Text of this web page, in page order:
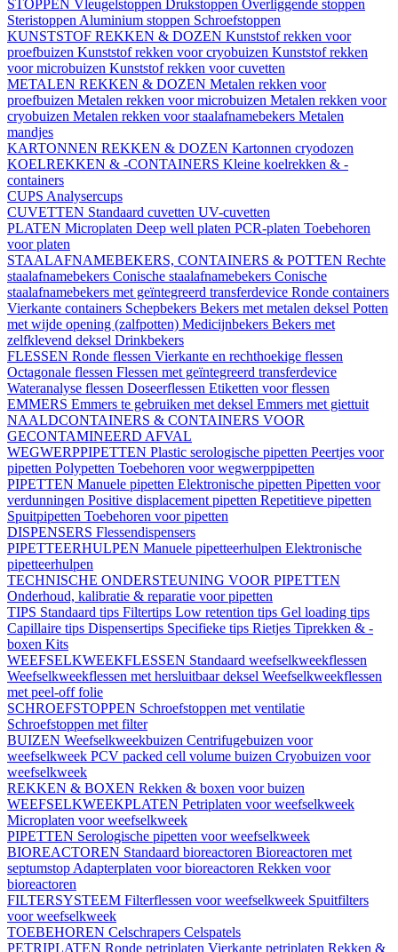
STOPPEN Vleugelstoppen Drukstoppen Overliggende stoppen
Steristoppen Aluminium stoppen Schroefstoppen
KUNSTSTOF REKKEN & DOZEN Kunststof rekken voor
proefbuizen Kunststof rekken voor cryobuizen Kunststof rekken
voor microbuizen Kunststof rekken voor cuvetten
METALEN REKKEN & DOZEN Metalen rekken voor
proefbuizen Metalen rekken voor microbuizen Metalen rekken voor
cryobuizen Metalen rekken voor staalafnamebekers Metalen
mandjes
KARTONNEN REKKEN & DOZEN Kartonnen cryodozen
KOELREKKEN & -CONTAINERS Kleine koelrekken & -
containers
CUPS Analysercups
CUVETTEN Standaard cuvetten UV-cuvetten
PLATEN Microplaten Deep well platen PCR-platen Toebehoren
voor platen
STAALAFNAMEBEKERS, CONTAINERS & POTTEN Rechte
staalafnamebekers Conische staalafnamebekers Conische
staalafnamebekers met geïntegreerd transferdevice Ronde containers
Vierkante containers Schepbekers Bekers met metalen deksel Potten
met wijde opening (zalfpotten) Medicijnbekers Bekers met
zelfklevend deksel Drinkbekers
FLESSEN Ronde flessen Vierkante en rechthoekige flessen
Octagonale flessen Flessen met geïntegreerd transferdevice
Wateranalyse flessen Doseerflessen Etiketten voor flessen
EMMERS Emmers te gebruiken met deksel Emmers met giettuit
NAALDCONTAINERS & CONTAINERS VOOR
GECONTAMINEERD AFVAL
WEGWERPPIPETTEN Plastic serologische pipetten Peertjes voor
pipetten Polypetten Toebehoren voor wegwerppipetten
PIPETTEN Manuele pipetten Elektronische pipetten Pipetten voor
verdunningen Positive displacement pipetten Repetitieve pipetten
Spuitpipetten Toebehoren voor pipetten
DISPENSERS Flessendispensers
PIPETTEERHULPEN Manuele pipetteerhulpen Elektronische
pipetteerhulpen
TECHNISCHE ONDERSTEUNING VOOR PIPETTEN
Onderhoud, kalibratie & reparatie voor pipetten
TIPS Standaard tips Filtertips Low retention tips Gel loading tips
Capillaire tips Dispensertips Specifieke tips Rietjes Tiprekken & -
boxen Kits
WEEFSELKWEEKFLESSEN Standaard weefselkweekflessen
Weefselkweekflessen met hersluitbaar deksel Weefselkweekflessen
met peel-off folie
SCHROEFSTOPPEN Schroefstoppen met ventilatie
Schroefstoppen met filter
BUIZEN Weefselkweekbuizen Centrifugebuizen voor
weefselkweek PCV packed cell volume buizen Cryobuizen voor
weefselkweek
REKKEN & BOXEN Rekken & boxen voor buizen
WEEFSELKWEEKPLATEN Petriplaten voor weefselkweek
Microplaten voor weefselkweek
PIPETTEN Serologische pipetten voor weefselkweek
BIOREACTOREN Standaard bioreactoren Bioreactoren met
septumstop Adapterplaten voor bioreactoren Rekken voor
bioreactoren
FILTERSYSTEEM Filterflessen voor weefselkweek Spuitfilters
voor weefselkweek
TOEBEHOREN Celschrapers Celspatels
PETRIPLATEN Ronde petriplaten Vierkante petriplaten Rekken &